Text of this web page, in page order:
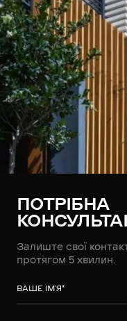
ПОТРІБНА
Залиште свої
протягом 5 хвилин.
ВАШЕ ІМ’Я*